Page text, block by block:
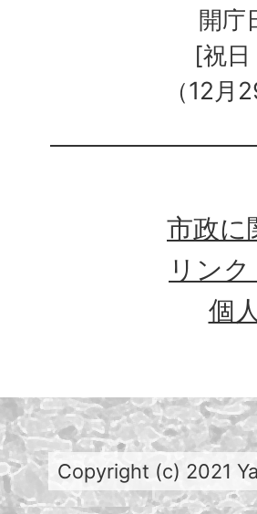
開庁
[祝
（12
市政に
リン
個
Copyright (c) 2021